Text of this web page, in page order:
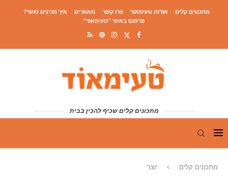
מתכונים קלים אודות טעימאוד צרו קשר מאמרים
איך מכינים סושי?
פרסום באתר "טעימאוד"
מתכונים קלים שכיף להכין בבית
מתכונים קלים יוצר